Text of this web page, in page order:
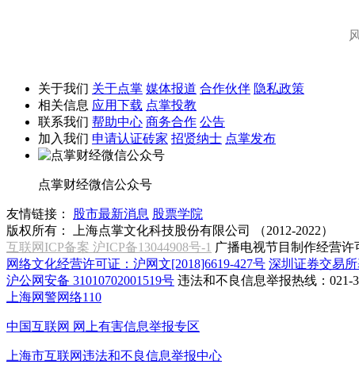
关于我们 关于点掌 媒体报道 合作伙伴 隐私政策
相关信息 应用下载 点掌投教
联系我们 帮助中心 商务合作 公告
加入我们 申请认证砖家 招贤纳士 点掌发布
点掌财经微信公众号
友情链接： 股市最新消息 股票学院
版权所有：
上海点掌文化科技股份有限公司 （2012-2022）
互联网ICP备案 沪ICP备13044908号-1 广播电视节目制作经营许
网络文化经营许可证：沪网文[2018]6619-427号 深圳证券交易
沪公网安备 31010702001519号 违法和不良信息举报热线：021-
上海网警网络110
中国互联网 网上有害信息举报专区
上海市互联网违法和不良信息举报中心